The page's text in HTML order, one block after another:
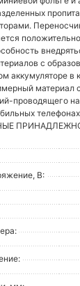
с
аккумуляторе в
материал
проводящего
В: